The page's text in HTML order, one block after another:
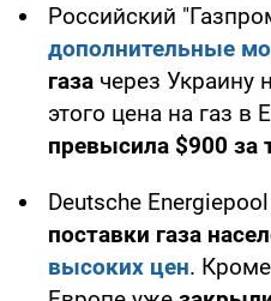
Российский
дополнительные
газа через Украину
этого цена на газ в
превысила $900 за
Deutsche Energiepool
поставки газа
высоких цен.